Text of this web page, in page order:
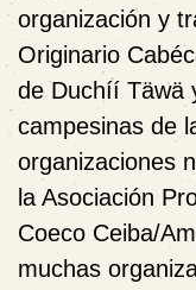
organización y
Originario
de Duchíí Täwä
campesinas de
organizaciones
la Asociación
Coeco Ceiba/
muchas